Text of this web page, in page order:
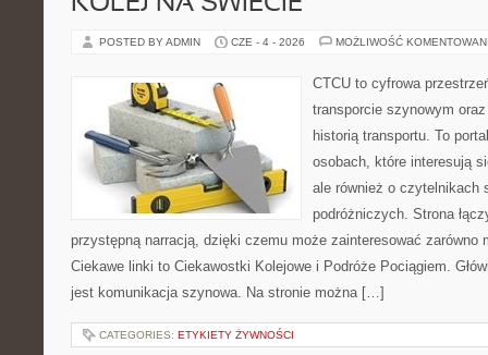
POSTED BY ADMIN CZE - 4 - 2026 MOŻLIWOŚĆ
CTCU to cyfrowa
transporcie szynowym
historią transportu. To
osobach, które interesują
ale również o czytelnikach
podróżniczych. Strona
przystępną narracją, dzięki czemu może zainteresować zarówno
Ciekawe linki to Ciekawostki Kolejowe i Podróże Pociągiem.
jest komunikacja szynowa. Na stronie można […]
CATEGORIES: ETYKIETY ŻYWNOŚCI